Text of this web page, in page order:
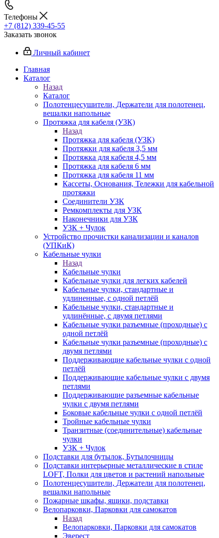
Телефоны
+7 (812) 339-45-55
Заказать звонок
Личный кабинет
Главная
Каталог
Назад
Каталог
Полотенцесушители, Держатели для полотенец,
вешалки напольные
Протяжка для кабеля (УЗК)
Назад
Протяжка для кабеля (УЗК)
Протяжки для кабеля 3,5 мм
Протяжка для кабеля 4,5 мм
Протяжка для кабеля 6 мм
Протяжка для кабеля 11 мм
Кассеты, Основания, Тележки для кабельной
протяжки
Соединители УЗК
Ремкомплекты для УЗК
Наконечники для УЗК
УЗК + Чулок
Устройство прочистки канализации и каналов
(УПКиК)
Кабельные чулки
Назад
Кабельные чулки
Кабельные чулки для легких кабелей
Кабельные чулки, стандартные и
удлиненные, с одной петлёй
Кабельные чулки, стандартные и
удлинённые, с двумя петлями
Кабельные чулки разъемные (проходные) с
одной петлёй
Кабельные чулки разъемные (проходные) с
двумя петлями
Поддерживающие кабельные чулки с одной
петлёй
Поддерживающие кабельные чулки с двумя
петлями
Поддерживающие разъемные кабельные
чулки с двумя петлями
Боковые кабельные чулки с одной петлёй
Тройные кабельные чулки
Транзитные (соединительные) кабельные
чулки
УЗК + Чулок
Подставки для бутылок, Бутылочницы
Подставки интерьерные металлические в стиле
LOFT, Полки для цветов и растений напольные
Полотенцесушители, Держатели для полотенец,
вешалки напольные
Пожарные шкафы, ящики, подставки
Велопарковки, Парковки для самокатов
Назад
Велопарковки, Парковки для самокатов
Эверест